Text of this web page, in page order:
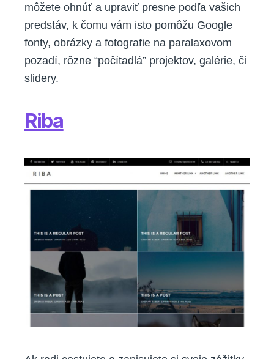
môžete ohnúť a upraviť presne podľa vašich
predstáv, k čomu vám isto pomôžu Google
fonty, obrázky a fotografie na paralaxovom
pozadí, rôzne “počítadlá” projektov, galérie, či
slidery.
Riba